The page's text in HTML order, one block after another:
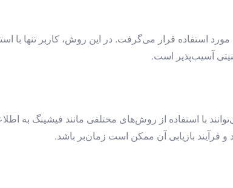
قرار می‌گرفت. در این روش، کاربر تنها با
آسیب‌پذیر است.
با استفاده از روش‌های مختلفی مانند فیشینگ به
بازیابی آن ممکن است زمان‌بر باشد.